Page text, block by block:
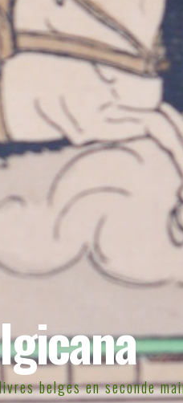
belges en seconde